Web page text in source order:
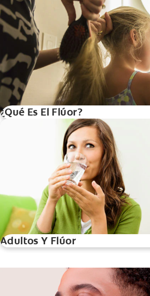
¿Qué Es El Flúor?
Adultos Y Flúor